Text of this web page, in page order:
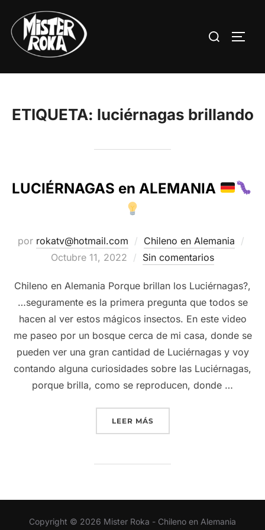
contenido
Buscar:
ETIQUETA: luciérnagas brillando
LUCIÉRNAGAS en ALEMANIA
por rokatv@hotmail.com Chileno en Alemania
Octubre 11, 2022 Sin comentarios
Chileno en Alemania Porque brillan los Luciérnagas?,
…seguramente es la primera pregunta que todos se
hacen al ver estos mágicos insectos. En este video
me paseo por un bosque cerca de mi casa, donde se
pueden ver una gran cantidad de Luciérnagas y voy
contando alguna curiosidades sobre las Luciérnagas,
porque brilla, como se reproducen, donde …
LEER MÁS“LUCIÉRNAGAS EN
Copyright © 2026 Mister Roka - Chileno en Alemania